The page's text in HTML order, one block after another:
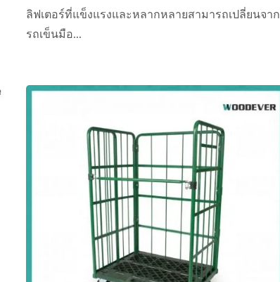
ลิฟเตอร์ที่แข็งแรงและหลากหลายสามารถเปลี่ยนจาก
รถเข็นมือ...